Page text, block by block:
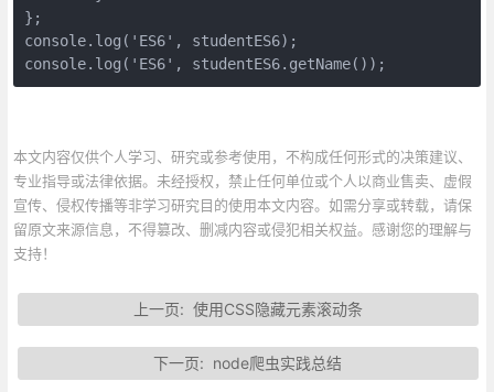
};
console.log('ES6', studentES6);
console.log('ES6', studentES6.getName());
本文内容仅供个人学习、研究或参考使用，不构成任何形式的决策建议、
专业指导或法律依据。未经授权，禁止任何单位或个人以商业售卖、虚假
宣传、侵权传播等非学习研究目的使用本文内容。如需分享或转载，请保
留原文来源信息，不得篡改、删减内容或侵犯相关权益。感谢您的理解与
支持！
上一页: 使用CSS隐藏元素滚动条
下一页: node爬虫实践总结